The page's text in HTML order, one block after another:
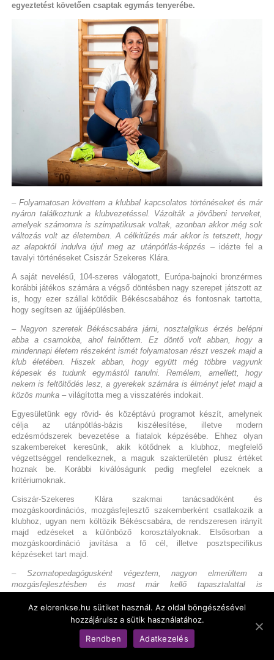
egyeztetést követően csaptak egymás tenyerébe.
– Folyamatosan követtem a klubbal kapcsolatos történéseket és már
nyáron találkoztunk a klubvezetéssel. Vázolták a jövőbeni terveket,
amelyek számomra is szimpatikusak voltak, azonban akkor még sok
változás volt az életemben. A célkitűzés már akkor is tetszett, hogy
az alapoktól indulva újul meg az utánpótlás-képzés – idézte fel a
tavalyi történéseket Csiszár Szekeres Klára.
A saját nevelésű, 104-szeres válogatott, Európa-bajnoki bronzérmes
korábbi játékos számára a végső döntésben nagy szerepet játszott az
is, hogy ezer szállal kötődik Békéscsabához és fontosnak tartotta,
hogy segítsen az újjáépülésben.
– Nagyon szeretek Békéscsabára járni, nosztalgikus érzés belépni
abba a csarnokba, ahol felnőttem. Ez döntő volt abban, hogy a
mindennapi életem részeként ismét folyamatosan részt veszek majd a
klub életében. Hiszek abban, hogy együtt még többre vagyunk
képesek és tudunk egymástól tanulni. Remélem, amellett, hogy
nekem is feltöltődés lesz, a gyerekek számára is élményt jelet majd a
közös munka– világította meg a visszatérés indokait.
Egyesületünk egy rövid- és középtávú programot készít, amelynek
célja az utánpótlás-bázis kiszélesítése, illetve modern
edzésmódszerek bevezetése a fiatalok képzésébe. Ehhez olyan
szakembereket keresünk, akik kötődnek a klubhoz, megfelelő
végzettséggel rendelkeznek, a maguk szakterületén plusz értéket
hoznak be. Korábbi kiválóságunk pedig megfelel ezeknek a
kritériumoknak.
Csiszár-Szekeres Klára szakmai tanácsadóként és
mozgáskoordinációs, mozgásfejlesztő szakemberként csatlakozik a
klubhoz, ugyan nem költözik Békéscsabára, de rendszeresen irányít
majd edzéseket a különböző korosztályoknak. Elsősorban a
mozgáskoordináció javítása a fő cél, illetve posztspecifikus
képzéseket tart majd.
– Szomatopedagógusként végeztem, nagyon elmerültem a
mozgásfejlesztésben és most már kellő tapasztalattal is
szeretnék majd részt venni a munkában, olyan gyakorlatokat mutatni
az edzőknek, amelyek a gyerekek mozgáskoordinációját fejleszthetik.
Mindig más korosztálynál szeretnék edzést tartani, olyan közös
munka a cél, ahol együttinspirálódhatunk és mindenki fejlődik. Bízom
abban, hogy tudok olyan pluszt adni, ami beépíthető lesz a
Az elorenkse.hu sütiket használ. Az oldal böngészésével
hozzájárulsz a sütik használatához.
Rendben
Adatkezelés